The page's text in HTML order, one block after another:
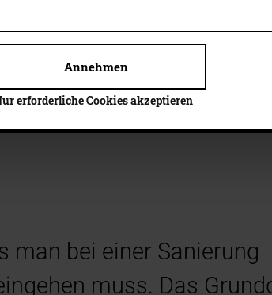
erforderliche Cookies akzeptieren
Annehmen
aber ausschlaggebend war der große
so nicht möglich gewesen”, berichtet Lilli.
man bei einer Sanierung
muss. Das